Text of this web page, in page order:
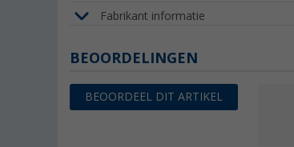
Fabrikant informatie
BEOORDELINGEN
BEOORDEEL DIT ARTIKEL